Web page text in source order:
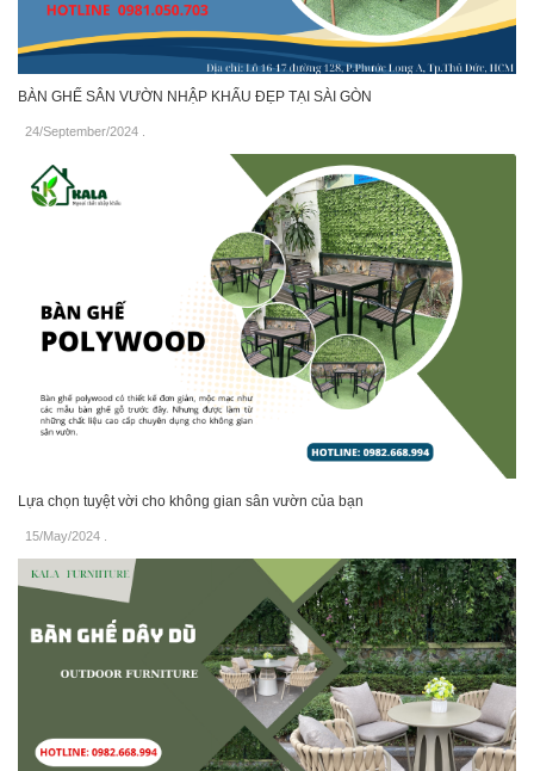
BÀN GHẾ SÂN VƯỜN NHẬP KHẨU ĐẸP TẠI SÀI GÒN
24/September/2024
Lựa chọn tuyệt vời cho không gian sân vườn của bạn
15/May/2024